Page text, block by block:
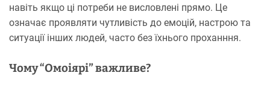
навіть якщо ці потреби не висловлені прямо. Це
означає проявляти чутливість до емоцій, настрою та
ситуації інших людей, часто без їхнього проханння.
Чому “Омоіярі” важливе?